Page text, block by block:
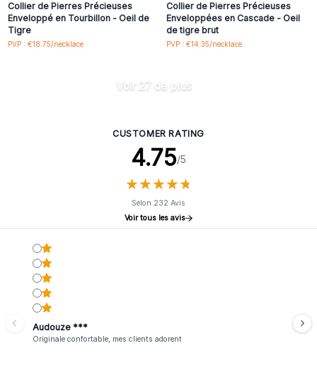
Collier de Pierres Précieuses
Enveloppé en Tourbillon - Oeil de
Tigre
PVP : €18.75/necklace
Collier de Pierres Précieuses
Enveloppées en Cascade - Oeil
de tigre brut
PVP : €14.35/necklace
Voir 27 de plus
CUSTOMER RATING
4.75/5
★★★★★
★★★★★
Selon 232 Avis
Voir tous les avis
Audouze ***
Originale confortable, mes clients adorent